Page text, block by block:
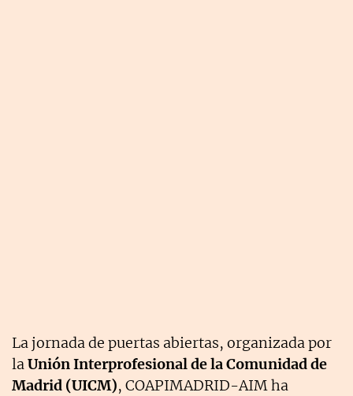
La jornada de puertas abiertas, organizada por
laUnión Interprofesional de la Comunidad de
Madrid (UICM), COAPIMADRID-AIM ha